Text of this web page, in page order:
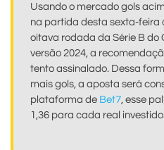
Usando o mercado gols
na partida desta sexta-feira
oitava rodada da Série B do
versão 2024, a
tento assinalado. Dessa
mais gols, a aposta será
plataforma de Bet7, esse
1,36 para cada real investido.